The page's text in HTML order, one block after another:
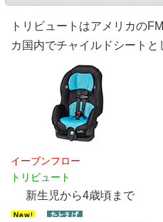
トリビュートはアメリカの
カ国内でチャイルドシートと
イーブンフロー
トリビュート
新生児から4歳頃まで